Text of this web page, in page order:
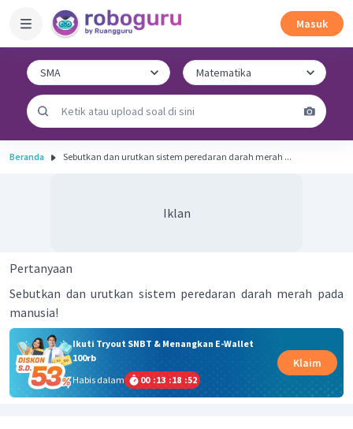
Masuk
Beranda Sebutkan dan urutkan sistem peredaran darah merah ...
Iklan
Pertanyaan
Sebutkan dan urutkan sistem peredaran darah merah pada
manusia!
Ikuti Tryout SNBT & Menangkan E-Wallet
100rb
Habis dalam
00 :13 :18 :52
Klaim